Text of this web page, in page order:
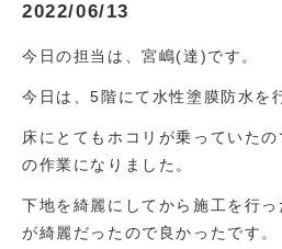
2022/06/13
今日の担当は、宮嶋(達)です。
今日は、5階にて水性塗膜防水を
床にとてもホコリが乗っていた
の作業になりました。
下地を綺麗にしてから施工を行
が綺麗だったので良かったです。